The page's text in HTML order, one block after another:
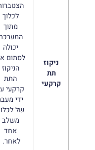
ניקוז
תת
קרקעי
הצטברות
לכלוך
מתוך
המערכת
יכולה
לסתום את
הניקוז
התת
קרקעי על
ידי מעבר
של לכלוך
משלב
אחד
לאחר.